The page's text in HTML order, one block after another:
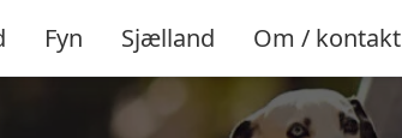
Fyn Sjælland Om / kontakt